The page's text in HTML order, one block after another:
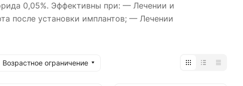
0,05%. Эффективны при: — Лечении и
после установки имплантов; — Лечении
Возрастное ограничение